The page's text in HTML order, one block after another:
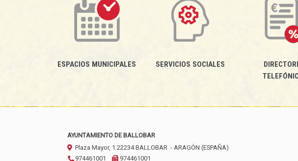
ESPACIOS MUNICIPALES SERVICIOS SOCIALES
AYUNTAMIENTO DE BALLOBAR
Plaza Mayor, 1 22234 BALLOBAR - ARAGÓN (ESPAÑA)
974461001
974461001